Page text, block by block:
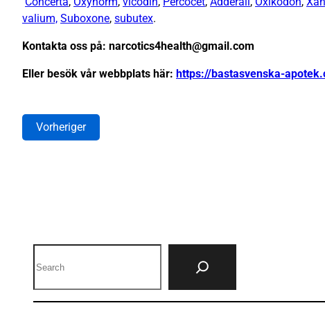
valium, Suboxone, subutex.
Kontakta oss på: narcotics4health@gmail.com
Eller besök vår webbplats här: https://bastasvenska-
Vorheriger